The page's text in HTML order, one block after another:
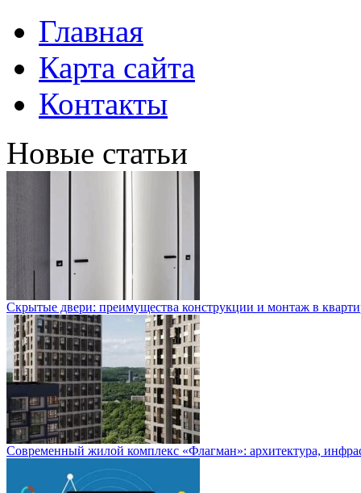
Главная
Карта сайта
Контакты
Новые статьи
Скрытые двери: преимущества конструкции и монтаж в
Современный жилой комплекс «Флагман»: архитектура,